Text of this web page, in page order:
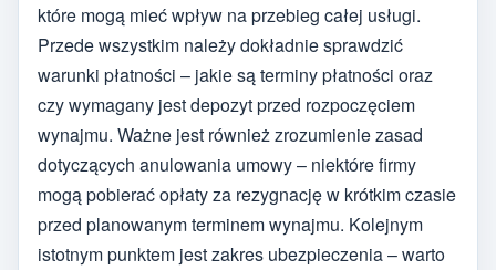
które mogą mieć wpływ na przebieg całej usługi.
Przede wszystkim należy dokładnie sprawdzić
warunki płatności – jakie są terminy płatności oraz
czy wymagany jest depozyt przed rozpoczęciem
wynajmu. Ważne jest również zrozumienie zasad
dotyczących anulowania umowy – niektóre firmy
mogą pobierać opłaty za rezygnację w krótkim czasie
przed planowanym terminem wynajmu. Kolejnym
istotnym punktem jest zakres ubezpieczenia – warto